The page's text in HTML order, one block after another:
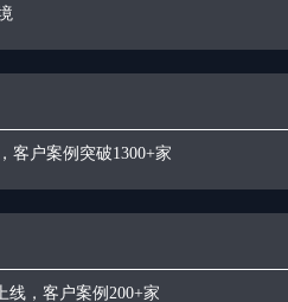
客户案例突破1300+家
线，客户案例200+家